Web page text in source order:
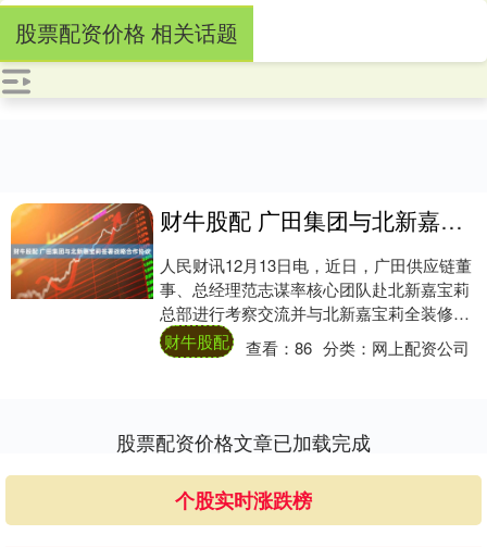
股票配资价格 相关话题
财牛股配 广田集团与北新嘉宝莉签署战略合作协议
人民财讯12月13日电，近日，广田供应链董
事、总经理范志谋率核心团队赴北新嘉宝莉
总部进行考察交流并与北新嘉宝莉全装修产
品事业部总经理罗志清及其团队举行合作会
议。....
财牛股配 查看：86 分类： 网上配资公司
股票配资价格文章已加载完成
个股实时涨跌榜